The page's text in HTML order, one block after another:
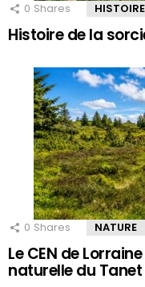
0 Shares HISTOIRE
Histoire de la
0 Shares NATURE
Le CEN de
naturelle du Tanet